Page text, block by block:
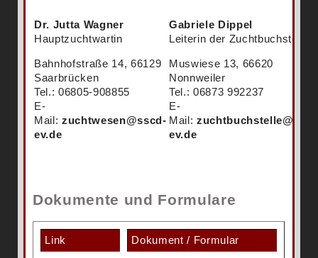
Dr. Jutta Wagner
Hauptzuchtwartin
Bahnhofstraße 14, 66129
Saarbrücken
Tel.: 06805-908855
E-
Mail:zuchtwesen@sscd-
ev.de
Gabriele Dippel
Leiterin der Zuchtbuchstelle
Muswiese 13, 66620
Nonnweiler
Tel.: 06873 992237
E-
Mail:
ev.de
Dokumente und Formulare
Link Dokument / Formular